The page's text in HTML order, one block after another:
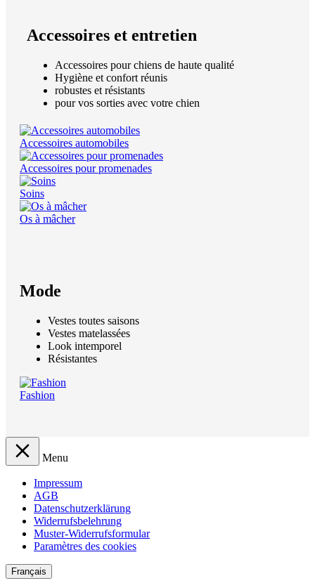
Accessoires et entretien
Accessoires pour chiens de haute qualité
Hygiène et confort réunis
robustes et résistants
pour vos sorties avec votre chien
Accessoires automobiles
Accessoires pour promenades
Soins
Os à mâcher
Mode
Vestes toutes saisons
Vestes matelassées
Look intemporel
Résistantes
Fashion
Menu
Impressum
AGB
Datenschutzerklärung
Widerrufsbelehrung
Muster-Widerrufsformular
Paramètres des cookies
Français